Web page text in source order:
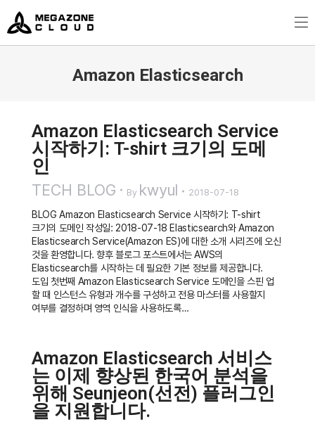
MegazoneCloud
디지털 전문 기업, 메가존클라우드
Amazon Elasticsearch
Amazon Elasticsearch Service
시작하기: T-shirt 크기의 도메
인
TECH BLOG By kwyul 2018-07-18
BLOG Amazon Elasticsearch Service 시작하기: T-shirt
크기의 도메인 작성일: 2018-07-18 Elasticsearch와 Amazon
Elasticsearch Service(Amazon ES)에 대한 소개 시리즈에 오신
것을 환영합니다. 향후 블로그 포스트에서는 AWS의
Elasticsearch를 시작하는 데 필요한 기본 정보를 제공합니다.
도입 첫번째 Amazon Elasticsearch Service 도메인을 스핀 업
할 때 인스턴스 유형과 개수를 구성하고 전용 마스터를 사용할지
여부를 결정하며 영역 인식을 사용하도록…
Amazon Elasticsearch 서비스
는 이제 향상된 한국어 분석을
위해 Seunjeon(선전) 플러그인
을 지원합니다.